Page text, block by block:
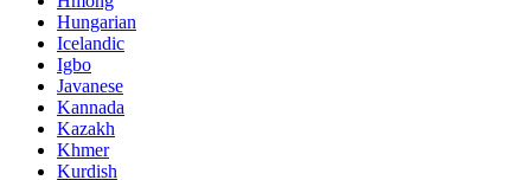
Hungarian
Icelandic
Igbo
Javanese
Kannada
Kazakh
Khmer
Kurdish